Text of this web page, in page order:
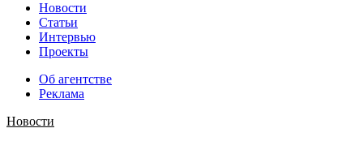
Новости
Статьи
Интервью
Проекты
Об агентстве
Реклама
Новости